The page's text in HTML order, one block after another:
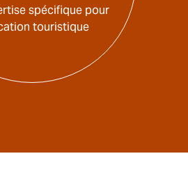
spécifique pour
touristique